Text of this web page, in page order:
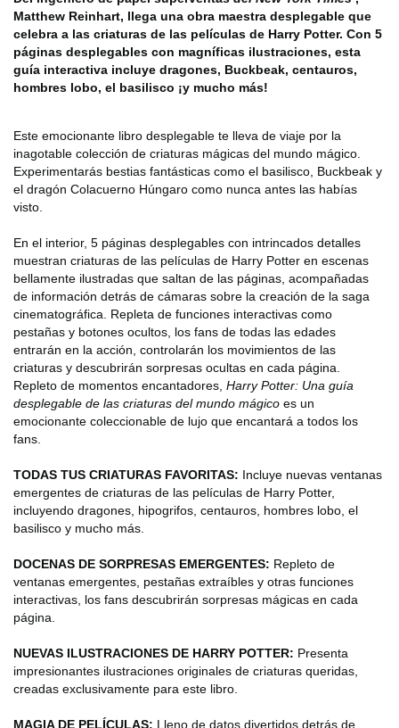
Matthew Reinhart, llega una obra maestra desplegable que
celebra a las criaturas de las películas de Harry Potter. Con 5
páginas desplegables con magníficas ilustraciones, esta
guía interactiva incluye dragones, Buckbeak, centauros,
hombres lobo, el basilisco ¡y mucho más!
Este emocionante libro desplegable te lleva de viaje por la
inagotable colección de criaturas mágicas del mundo mágico.
Experimentarás bestias fantásticas como el basilisco, Buckbeak y
el dragón Colacuerno Húngaro como nunca antes las habías
visto.
En el interior, 5 páginas desplegables con intrincados detalles
muestran criaturas de las películas de Harry Potter en escenas
bellamente ilustradas que saltan de las páginas, acompañadas
de información detrás de cámaras sobre la creación de la saga
cinematográfica. Repleta de funciones interactivas como
pestañas y botones ocultos, los fans de todas las edades
entrarán en la acción, controlarán los movimientos de las
criaturas y descubrirán sorpresas ocultas en cada página.
Repleto de momentos encantadores, Harry Potter: Una guía
desplegable de las criaturas del mundo mágico es un
emocionante coleccionable de lujo que encantará a todos los
fans.
TODAS TUS CRIATURAS FAVORITAS: Incluye nuevas ventanas
emergentes de criaturas de las películas de Harry Potter,
incluyendo dragones, hipogrifos, centauros, hombres lobo, el
basilisco y mucho más.
DOCENAS DE SORPRESAS EMERGENTES: Repleto de
ventanas emergentes, pestañas extraíbles y otras funciones
interactivas, los fans descubrirán sorpresas mágicas en cada
página.
NUEVAS ILUSTRACIONES DE HARRY POTTER: Presenta
impresionantes ilustraciones originales de criaturas queridas,
creadas exclusivamente para este libro.
MAGIA DE PELÍCULAS: Lleno de datos divertidos detrás de